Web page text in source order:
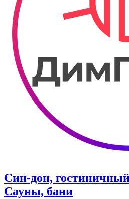
Син-дон,
Сауны, бани